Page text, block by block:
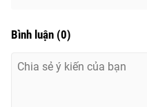
Bình luận (0)